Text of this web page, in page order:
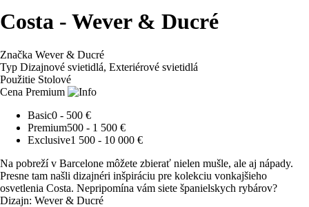
Costa - Wever & Ducré
Značka Wever & Ducré
Typ Dizajnové svietidlá, Exteriérové svietidlá
Použitie Stolové
Cena Premium
Basic0 - 500 €
Premium500 - 1 500 €
Exclusive1 500 - 10 000 €
Na pobreží v Barcelone môžete zbierať nielen mušle, ale aj nápady.
Presne tam našli dizajnéri inšpiráciu pre kolekciu vonkajšieho
osvetlenia Costa. Nepripomína vám siete španielskych rybárov?
Dizajn: Wever & Ducré